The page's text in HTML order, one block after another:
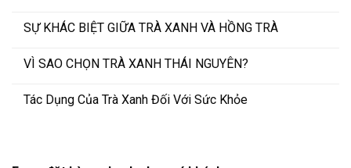
SỰ KHÁC BIỆT GIỮA TRÀ XANH VÀ HỒNG TRÀ
VÌ SAO CHỌN TRÀ XANH THÁI NGUYÊN?
Tác Dụng Của Trà Xanh Đối Với Sức Khỏe